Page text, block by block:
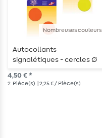
Nombreuses couleurs
Autocollants
signalétiques - cercles Ø
4 cm - autocollants
4,50 € *
2 Pièce(s) | 2,25 € / Pièce(s)